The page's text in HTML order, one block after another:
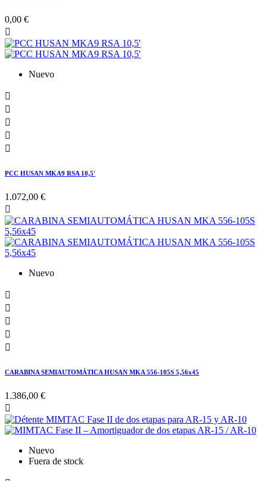
0,00 €

Nuevo





PCC HUSAN MKA9 RSA 10,5'
1.072,00 €

Nuevo





CARABINA SEMIAUTOMÁTICA HUSAN MKA 556-105S 5,56x45
1.386,00 €

Nuevo
Fuera de stock